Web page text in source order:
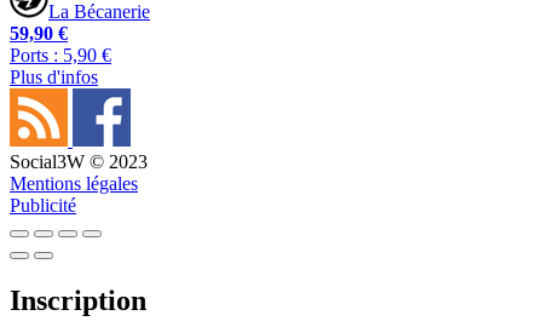
La Bécanerie
59,90 €
Ports : 5,90 €
Plus d'infos
Social3W © 2023
Mentions légales
Publicité
Inscription